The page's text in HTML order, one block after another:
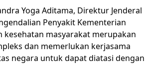
Yoga Aditama, Direktur Jenderal
Penyakit Kementerian
kesehatan masyarakat merupakan
dan memerlukan kerjasama
negara untuk dapat diatasi dengan